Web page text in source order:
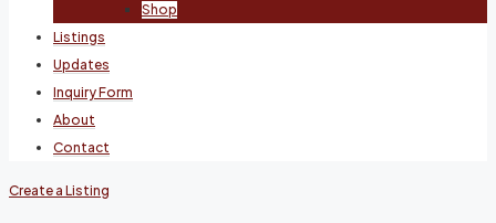
Shop
Listings
Updates
Inquiry Form
About
Contact
Create a Listing